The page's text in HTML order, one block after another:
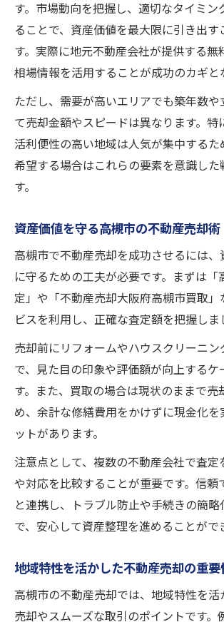
す。市場動向を把握し、適切なタイミン
ることで、資産価値を最大限に引き出す
す。実際に地元不動産会社が提供する無
相場情報を活用することが成功のカギと
ただし、需要が高いエリアでも築年数や
て売却金額やスピードは異なります。特
活利便性の高い地域は人気が集中するた
希望する場合はこれらの要素を意識した
す。
資産価値を守る高槻市の不動産売却術
高槻市で不動産売却を成功させるには、
に守るための工夫が必要です。まずは「
定」や「不動産売却大阪府高槻市買取」
ビスを利用し、正確な査定額を把握しま
売却前にリフォームやハウスクリーニン
で、見た目の印象や評価額が向上するケ
す。また、買取の場合は現状のままで売
め、余計な修繕費用をかけずに現金化を
ットがあります。
注意点として、複数の不動産会社で査定
や対応を比較することが重要です。信頼
と連携し、トラブル防止や手続きの簡略
で、安心して資産整理を進めることがで
地域特性を活かした不動産売却の重要
高槻市の不動産売却では、地域特性を活
売却やスムーズな取引のポイントです。